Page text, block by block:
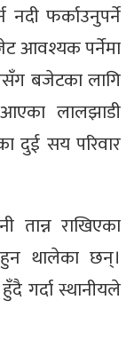
फर्काउनुपर्ने
आवश्यक पर्नेमा
बजेटका लागि
लालझाडी
दुई सय परिवार
तान्न राखिएका
हुन थालेका छन्।
गर्दा स्थानीयले